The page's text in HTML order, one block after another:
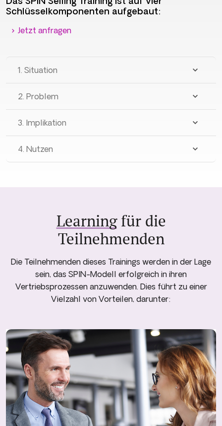
Schlüsselkomponenten aufgebaut:
Jetzt anfragen
1. Situation
2. Problem
3. Implikation
4. Nutzen
Learningfür die
Teilnehmenden
Die Teilnehmenden dieses Trainings werden in der Lage
sein, das SPIN-Modell erfolgreich in ihren
Vertriebsprozessen anzuwenden. Dies führt zu einer
Vielzahl von Vorteilen, darunter: